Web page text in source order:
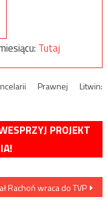
Tutaj
Prawnej Litwin:
PROJEKT
Rachoń wraca do TVP